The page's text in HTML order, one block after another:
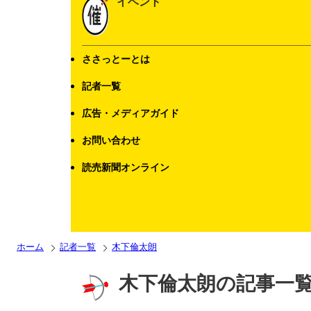
ささっとーとは
記者一覧
広告・メディアガイド
お問い合わせ
読売新聞オンライン
ホーム 記者一覧 木下倫太朗
木下倫太朗の記事一